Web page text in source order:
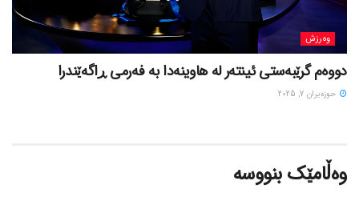
وەرزش
دووەم گرێبەستی ئینتەر لە هاوینەدا بە فەرمی ڕاگەێندرا
حوزه‌یران 7, 2025
وەڵامێک بنووسە